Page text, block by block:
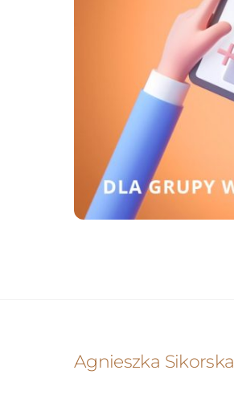
Agnieszka Sikorska